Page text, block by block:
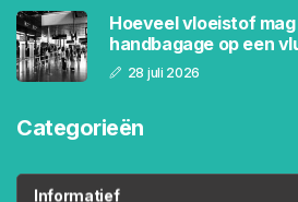
Hoeveel vloeistof
handbagage op een
28 juli 2026
Categorieën
Informatief